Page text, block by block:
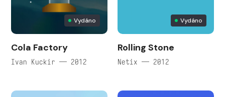
Vydáno
Cola Factory
Ivan Kuckir — 2012
Vydáno
Rolling Stone
Netix — 2012